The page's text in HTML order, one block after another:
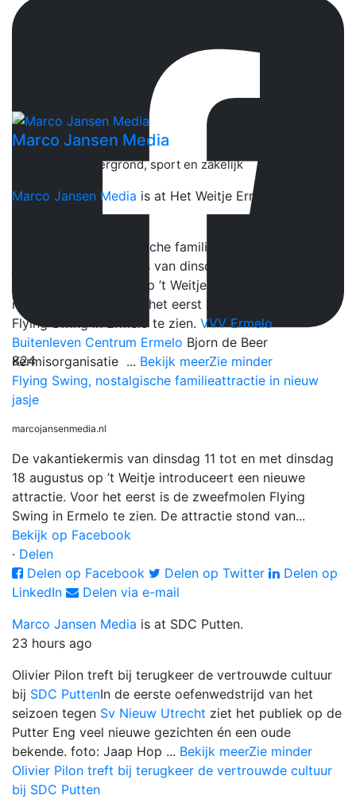
824
Marco Jansen Media
Nieuws en achtergrond, sport en zakelijk
Marco Jansen Media is at Het Weitje Ermelo.
Flying Swing, nostalgische familieattractie in nieuw
De vakantiekermis van dinsdag 11 tot en met
dinsdag 18 augustus op ’t Weitje introduceert een
nieuwe attractie. Voor het eerst is de zweefmolen
Flying Swing in Ermelo te zien. VVV Ermelo
Buitenleven Centrum Ermelo Bjorn de Beer
Kermisorganisatie ... Bekijk meerZie minder
Flying Swing, nostalgische familieattractie in nieuw
jasje
marcojansenmedia.nl
De vakantiekermis van dinsdag 11 tot en met dinsdag
18 augustus op ’t Weitje introduceert een nieuwe
attractie. Voor het eerst is de zweefmolen Flying
Swing in Ermelo te zien. De attractie stond van...
Bekijk op Facebook
· Delen
Delen op Facebook
Delen op Twitter
Delen op
LinkedIn
Delen via e-mail
Marco Jansen Media is at SDC Putten.
23 hours ago
Olivier Pilon treft bij terugkeer de vertrouwde cultuur
bij SDC PuttenIn de eerste oefenwedstrijd van het
seizoen tegen Sv Nieuw Utrecht ziet het publiek op de
Putter Eng veel nieuwe gezichten én een oude
bekende. foto: Jaap Hop ... Bekijk meerZie minder
Olivier Pilon treft bij terugkeer de vertrouwde cultuur
bij SDC Putten